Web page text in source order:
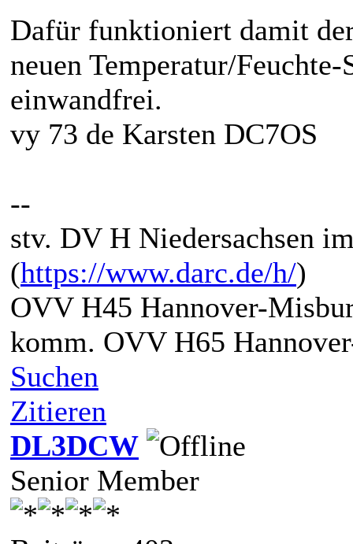
Dafür funktioniert damit
neuen Temperatur/
einwandfrei.
vy 73 de Karsten DC7OS
--
stv. DV H Niedersachsen
(https://www.darc.de/h/)
OVV H45 Hannover-
komm. OVV H65
Suchen
Zitieren
DL3DCW
Senior Member